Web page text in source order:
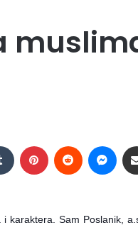
karaktera. Sam Poslanik,